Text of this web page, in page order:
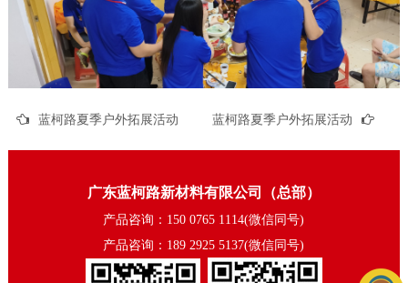
蓝柯路夏季户外拓展活动 蓝柯路夏季户外拓展活动
广东蓝柯路新材料有限公司（总部）
产品咨询：150 0765 1114(微信同号)
产品咨询：189 2925 5137(微信同号)